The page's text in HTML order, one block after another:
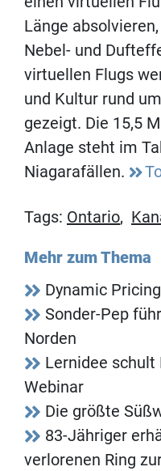
Länge
Nebel- und
virtuellen Flugs
und Kultur rund
gezeigt. Die 15,5
Anlage steht im
Niagarafällen.
Tags: Ontario,
Mehr zum Thema
Dynamic
Sonder-Pep
Norden
Lernidee schult
Webinar
Die größte
83-Jähriger
verlorenen Ring